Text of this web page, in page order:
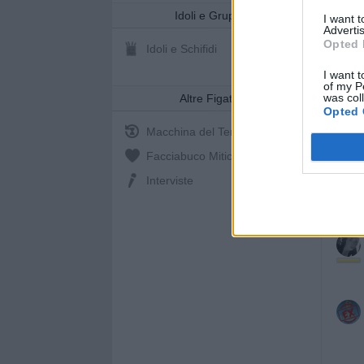
I want
Opted
I want
of my
was
Opted
Idoli e Gruppi
Idoli e Schifidi
Altre Figate
Macchina del Tempo
Facciabuco Mitic
Interviste